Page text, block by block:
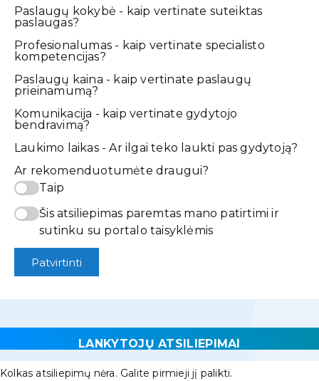
Paslaugų kokybė - kaip vertinate suteiktas
paslaugas?
Profesionalumas - kaip vertinate specialisto
kompetencijas?
Paslaugų kaina - kaip vertinate paslaugų
prieinamumą?
Komunikacija - kaip vertinate gydytojo
bendravimą?
Laukimo laikas - Ar ilgai teko laukti pas gydytoją?
Ar rekomenduotumėte draugui?
Taip
Šis atsiliepimas paremtas mano patirtimi ir
sutinku su portalo taisyklėmis
Patvirtinti
LANKYTOJŲ ATSILIEPIMAI
Kolkas atsiliepimų nėra. Galite pirmieji jį palikti.